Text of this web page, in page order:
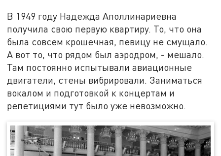
В 1949 году Надежда Аполлинариевна
получила свою первую квартиру. То, что она
была совсем крошечная, певицу не смущало.
А вот то, что рядом был аэродром, - мешало.
Там постоянно испытывали авиационные
двигатели, стены вибрировали. Заниматься
вокалом и подготовкой к концертам и
репетициями тут было уже невозможно.